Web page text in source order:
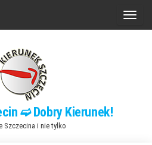
P
➫ Dobry Kierunek!
Szczecina i nie tylko